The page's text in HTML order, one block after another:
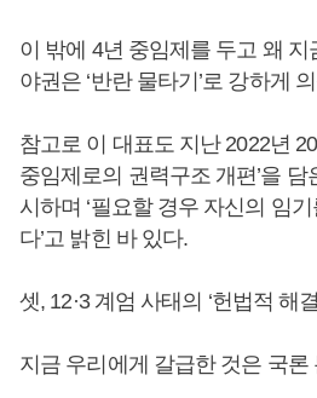
이 밖에 4년 중임제를 두고 왜
야권은 ‘반란 물타기’로 강하게
참고로 이 대표도 지난 2022년
중임제로의 권력구조 개편’을 담
시하며 ‘필요할 경우 자신의 임
다’고 밝힌 바 있다.
셋, 12·3 계엄 사태의 ‘헌법적 해
지금 우리에게 갈급한 것은 국론